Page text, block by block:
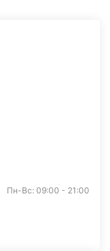
Пн-Вс: 09:00 - 21:00